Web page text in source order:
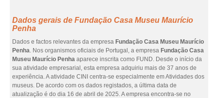
Dados gerais de Fundação Casa Museu Maurício
Penha
Dados e factos relevantes da empresa Fundação Casa Museu Maurício
Penha. Nos organismos oficiais de Portugal, a empresa Fundação Casa
Museu Maurício Penha aparece inscrita como FUND. Desde o início da
sua atividade empresarial, esta empresa adquiriu mais de 37 anos de
experiência. A atividade CINI centra-se especialmente em Atividades dos
museus. De acordo com os dados registados, a última data de
atualização é do dia 16 de abril de 2025. A empresa encontra-se no